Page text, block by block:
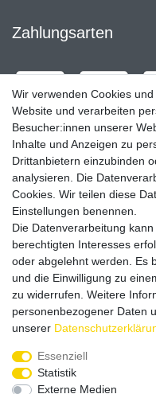
Zahlungsarten
Versandpartner
Service & Kontakt
Rufen Sie uns an
Wir verwenden Cookies
Website und verarbeiten
Besucher:innen unserer
Inhalte und Anzeigen zu
Drittanbietern einzubinden
analysieren. Die
Cookies. Wir teilen diese
Einstellungen benennen.
Die Datenverarbeitung
berechtigten Interesses
oder abgelehnt werden. Es
und die Einwilligung zu
zu widerrufen. Weitere
personenbezogener Daten
unserer
Essenziell
Statistik
Externe Medien